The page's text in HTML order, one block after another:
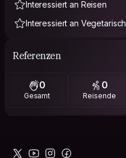
Interessiert an Reisen
Interessiert an Vegetarisch
Referenzen
0
Gesamt
0
Reisende